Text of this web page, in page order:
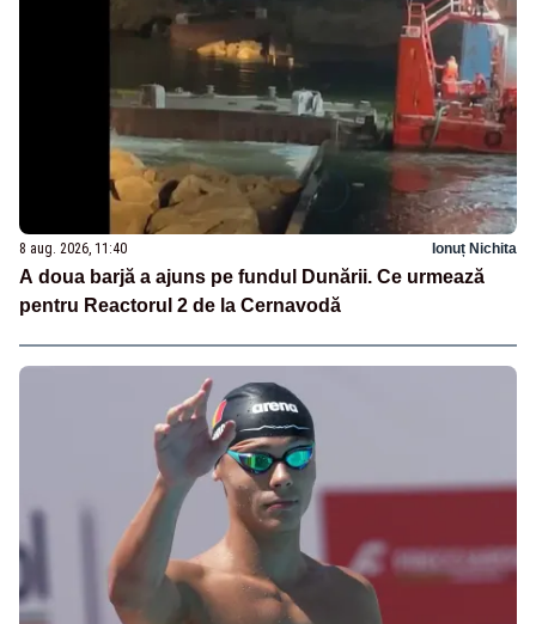
8 aug. 2026, 11:40 Ionuț Nichita
A doua barjă a ajuns pe fundul Dunării. Ce urmează
pentru Reactorul 2 de la Cernavodă